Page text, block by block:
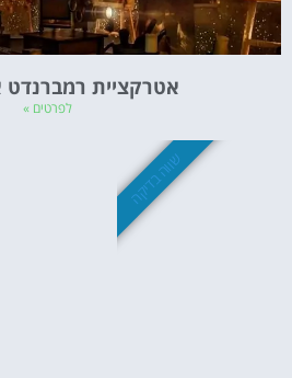
אטרקציית
לפרטים »
שווה בדיקה